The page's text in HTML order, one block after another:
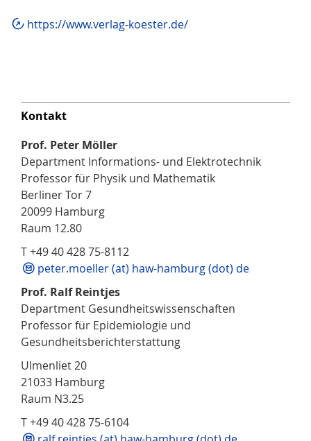
https://www.verlag-koester.de/
Kontakt
Prof. Peter Möller
Department Informations- und Elektrotechnik
Professor für Physik und Mathematik
Berliner Tor 7
20099 Hamburg
Raum 12.80
T +49 40 428 75-8112
peter.moeller (at) haw-hamburg (dot) de
Prof. Ralf Reintjes
Department Gesundheitswissenschaften
Professor für Epidemiologie und
Gesundheitsberichterstattung
Ulmenliet 20
21033 Hamburg
Raum N3.25
T +49 40 428 75-6104